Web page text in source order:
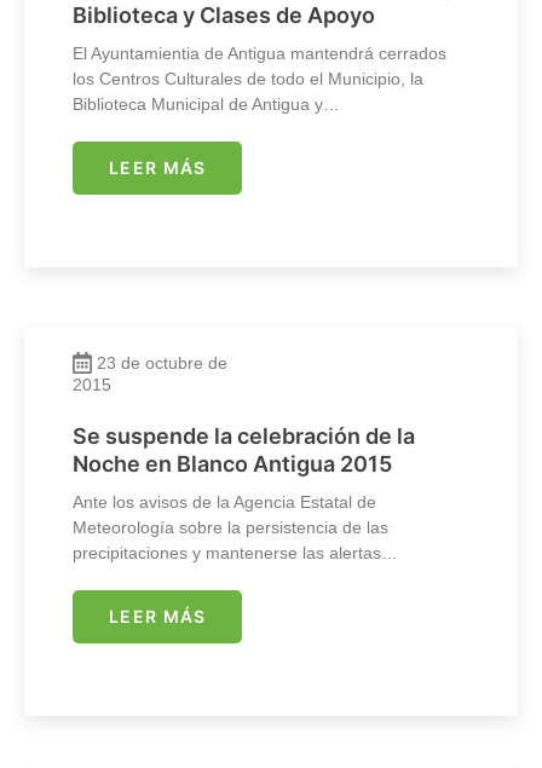
Biblioteca y Clases de Apoyo
El Ayuntamientia de Antigua mantendrá cerrados
los Centros Culturales de todo el Municipio, la
Biblioteca Municipal de Antigua y…
LEER MÁS
23 de octubre de
2015
Se suspende la celebración de la
Noche en Blanco Antigua 2015
Ante los avisos de la Agencia Estatal de
Meteorología sobre la persistencia de las
precipitaciones y mantenerse las alertas…
LEER MÁS